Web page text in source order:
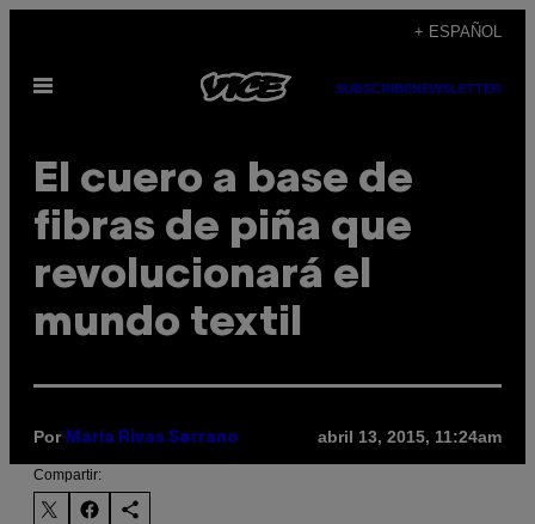
contenido
+ ESPAÑOL
Abrir
SUBSCRIBENEWSLETTER
El cuero a base de
fibras de piña que
revolucionará el
mundo textil
Por María Rivas Serrano abril 13, 2015, 11:24am
Compartir: